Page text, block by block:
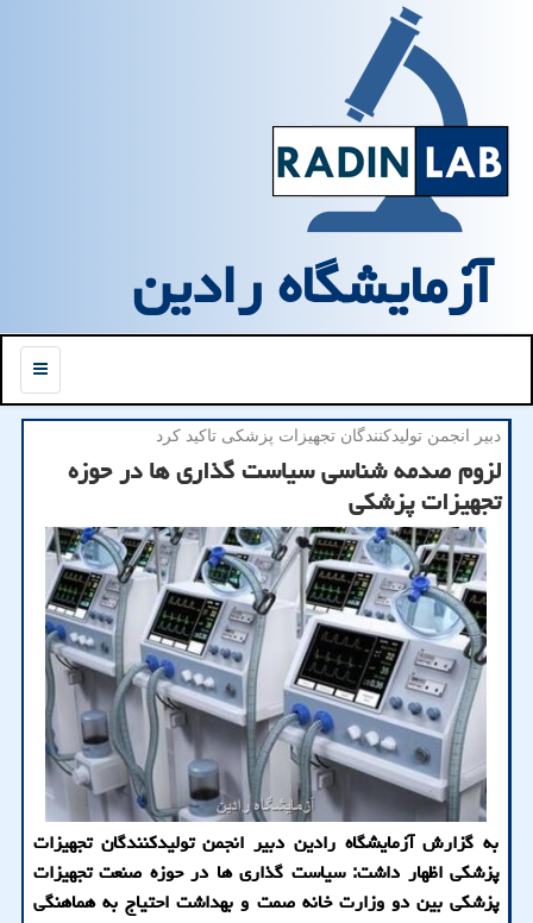
آزمایشگاه رادین
منو
دبیر انجمن تولیدكنندگان تجهیزات پزشكی تاكید كرد
لزوم صدمه شناسی سیاست گذاری ها در حوزه
تجهیزات پزشکی
به گزارش آزمایشگاه رادین دبیر انجمن تولیدکنندگان تجهیزات
پزشکی اظهار داشت: سیاست گذاری ها در حوزه صنعت تجهیزات
پزشکی بین دو وزارت خانه صمت و بهداشت احتیاج به هماهنگی